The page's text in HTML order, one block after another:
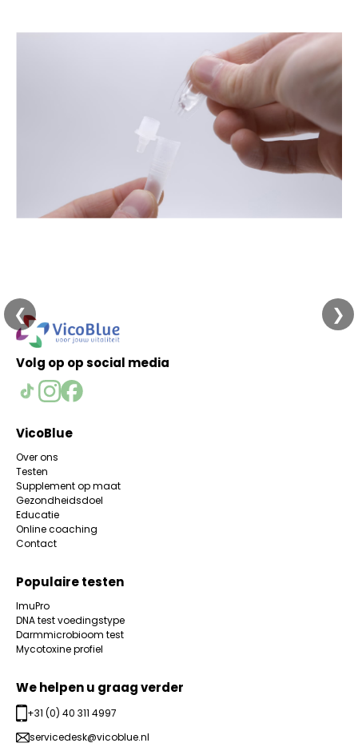
❮ ❯
Volg op op social media
VicoBlue
Over ons
Testen
Supplement op maat
Gezondheidsdoel
Educatie
Online coaching
Contact
Populaire testen
ImuPro
DNA test voedingstype
Darmmicrobioom test
Mycotoxine profiel
We helpen u graag verder
+31 (0) 40 311 4997
servicedesk@vicoblue.nl